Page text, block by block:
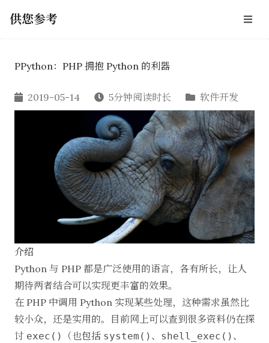
供您参考
PPython：PHP 拥抱 Python 的利器
2019-05-14 5分钟阅读时长 软件开发
介绍
Python 与 PHP 都是广泛使用的语言，各有所长，让人
期待两者结合可以实现更丰富的效果。
在 PHP 中调用 Python 实现某些处理，这种需求虽然比
较小众，还是实用的。目前网上可以查到很多资料仍在探
讨 exec() （也包括 system() 、 shell_exec() 、